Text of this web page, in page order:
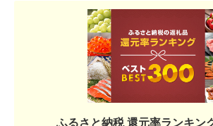
ふるさと納税 還元率ランキン